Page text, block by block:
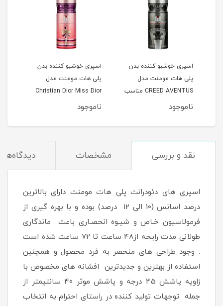
اسپری خوشبو کننده بدن
پلی هات مومنت مدل
CREED AVENTUS مناسب
آقایان حجم 200 میلی لیتر
ناموجود
اسپری خوشبو کننده بدن
پلی هات مومنت مدل
Christian Dior Miss Dior
ناموجود
نقد و بررسی مشخصات دیدگاه‌ها
اسپری های دئودرانت پلی هات مومنت دارای بالاترین
درصد اسانس (10 الی 12 درصد) بوده و با بهره گیری از
فرمولاسیون خـاص و شیـوه انحصـاری باعث ماندگاری
طولانی مدت رایحه از48 ساعت تا 72 ساعت شده است
. وجود طراحی های منحصر به فرد محصول و همچنین
استفاده از بهترین و جدیدترین افشانه های مخصوص با
زاویه پاشش 45 درجه و پاشش موثر 40 سانتیمتر از
جمله توجهات تولید کننده در راستای احترام به انتخاب